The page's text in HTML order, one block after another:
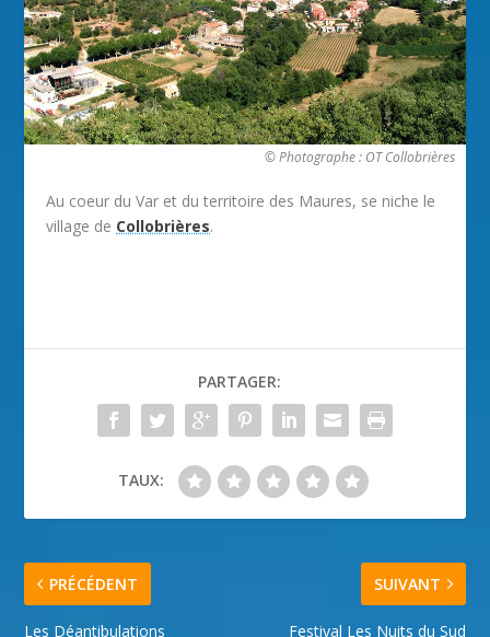
© Photographe : OT Collobrières
Au coeur du Var et du territoire des Maures, se niche le
village de Collobrières.
PARTAGER:
TAUX:
PRÉCÉDENT
Les Déantibulations
SUIVANT
Festival Les Nuits du Sud